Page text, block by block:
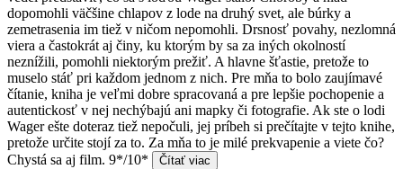
dopomohli väčšine chlapov z lode na druhý svet, ale búrky a
zemetrasenia im tiež v ničom nepomohli. Drsnosť povahy, nezlomná
viera a častokrát aj činy, ku ktorým by sa za iných okolností
neznížili, pomohli niektorým prežiť. A hlavne šťastie, pretože to
muselo stáť pri každom jednom z nich. Pre mňa to bolo zaujímavé
čítanie, kniha je veľmi dobre spracovaná a pre lepšie pochopenie a
autentickosť v nej nechýbajú ani mapky či fotografie. Ak ste o lodi
Wager ešte doteraz tiež nepočuli, jej príbeh si prečítajte v tejto knihe,
pretože určite stojí za to. Za mňa to je milé prekvapenie a viete čo?
Chystá sa aj film. 9*/10*
Čítať viac